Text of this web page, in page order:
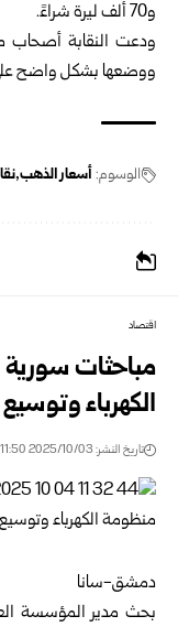
و70 ألف ليرة شراءً.
ودعت النقابة أصحاب
ووضعها بشكل واضح
الوسوم: أسعار الذهب
اقتصاد
مباحثات
الكهرباء
تاريخ النشر: 2025/10/03 11:50 مساءً
دمشق-سانا
بحث مديرالمؤسسة